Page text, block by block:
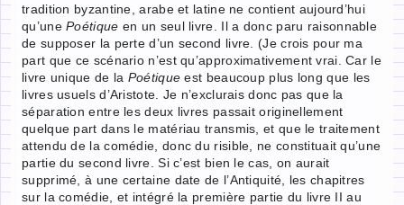
tradition byzantine, arabe et latine ne contient aujourd’hui
qu’unePoétique en un seul livre. Il a donc paru raisonnable
de supposer la perte d’un second livre. (Je crois pour ma
part que ce scénario n’est qu’approximativement vrai. Car le
livre unique de la Poétique est beaucoup plus long que les
livres usuels d’Aristote. Je n’exclurais donc pas que la
séparation entre les deux livres passait originellement
quelque part dans le matériau transmis, et que le traitement
attendu de la comédie, donc du risible, ne constituait qu’une
partie du second livre. Si c’est bien le cas, on aurait
supprimé, à une certaine date de l’Antiquité, les chapitres
sur la comédie, et intégré la première partie du livre II au